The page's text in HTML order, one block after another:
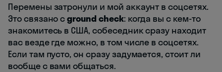
Перемены затронули и мой аккаунт в соцсетях.
Это связано сground check: когда вы с кем-то
знакомитесь в США, собеседник сразу находит
вас везде где можно, в том числе в соцсетях.
Если там пусто, он сразу задумается, стоит ли
вообще с вами общаться.